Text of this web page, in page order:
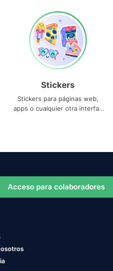
Stickers
Stickers para páginas web,
apps o cualquier otra interfaz
Acceso para colaboradores